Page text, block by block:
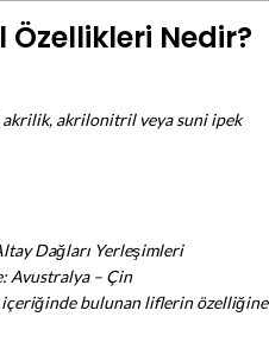
Özellikleri Nedir?
akrilik, akrilonitril veya suni ipek
Dağları Yerleşimleri
Avustralya – Çin
içeriğinde bulunan liflerin özelliğine